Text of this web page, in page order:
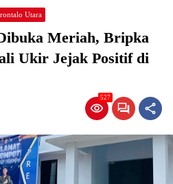
Utara
Meriah, Bripka
Ukir Jejak Positif di
527